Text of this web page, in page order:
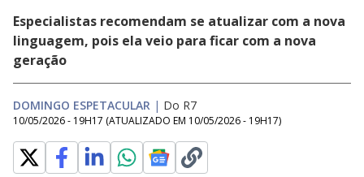
Especialistas recomendam se atualizar com a nova
linguagem, pois ela veio para ficar com a nova
geração
DOMINGO ESPETACULAR | Do R7
10/05/2026 - 19H17 (ATUALIZADO EM 10/05/2026 - 19H17)